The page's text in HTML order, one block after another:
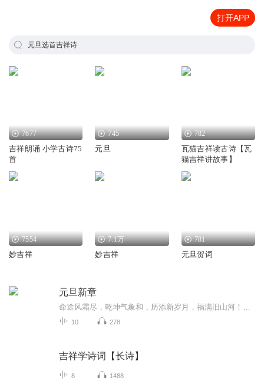
打开APP
元旦选首吉祥诗
7677
吉祥朗诵 小学古诗75
首
745
元旦
782
瓦猫吉祥读古诗【瓦
猫吉祥讲故事】
7554
妙吉祥
7.1万
妙吉祥
781
元旦贺词
元旦新章
10 278
吉祥学诗词【长诗】
8 1488